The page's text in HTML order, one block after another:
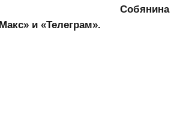
Собянина
и «Телеграм».